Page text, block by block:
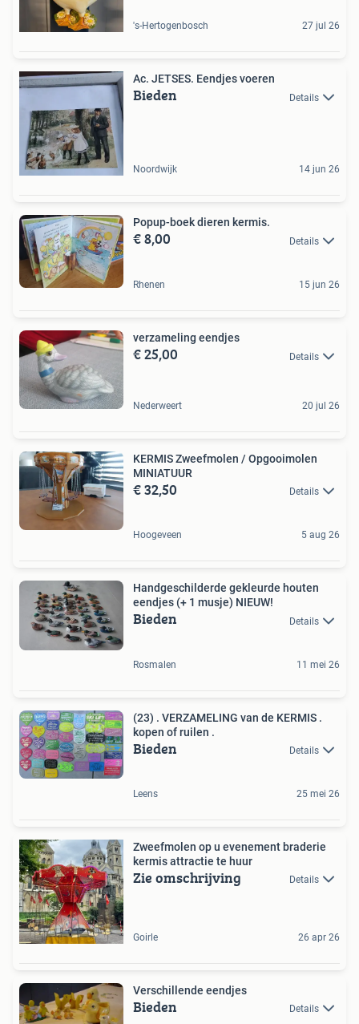
's-Hertogenbosch 27 jul 26
Ac. JETSES. Eendjes voeren
Bieden Details
Noordwijk 14 jun 26
Popup-boek dieren kermis.
€ 8,00 Details
Rhenen 15 jun 26
verzameling eendjes
€ 25,00 Details
Nederweert 20 jul 26
KERMIS Zweefmolen / Opgooimolen
MINIATUUR
€ 32,50 Details
Hoogeveen 5 aug 26
Handgeschilderde gekleurde houten
eendjes (+ 1 musje) NIEUW!
Bieden Details
Rosmalen 11 mei 26
(23) . VERZAMELING van de KERMIS .
kopen of ruilen .
Bieden Details
Leens 25 mei 26
Zweefmolen op u evenement braderie
kermis attractie te huur
Zie omschrijving Details
Goirle 26 apr 26
Verschillende eendjes
Bieden Details